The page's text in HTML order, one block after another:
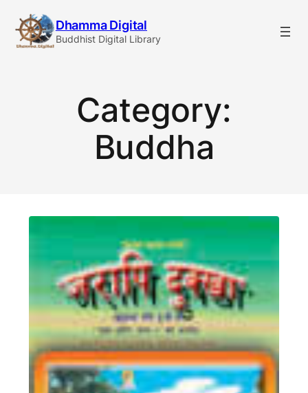
content
Dhamma Digital
Buddhist Digital Library
Category:
Buddha